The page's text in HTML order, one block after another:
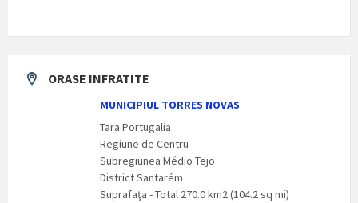
ORASE INFRATITE
MUNICIPIUL TORRES NOVAS
Tara Portugalia
Regiune de Centru
Subregiunea Médio Tejo
District Santarém
Suprafaţa - Total 270.0 km2 (104.2 sq mi)